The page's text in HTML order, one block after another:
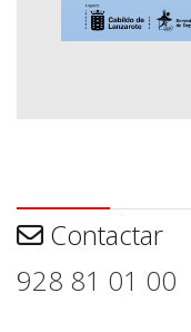
Contactar
928 81 01 00